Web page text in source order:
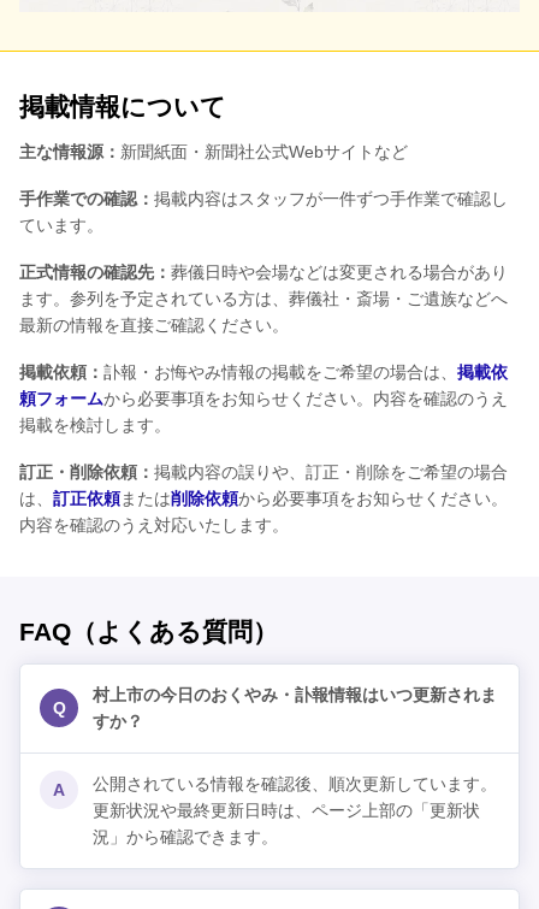
掲載情報について
主な情報源： 新聞紙面・新聞社公式Webサイトなど
手作業での確認： 掲載内容はスタッフが一件ずつ手作業で確認し
ています。
正式情報の確認先： 葬儀日時や会場などは変更される場合があり
ます。参列を予定されている方は、葬儀社・斎場・ご遺族などへ
最新の情報を直接ご確認ください。
掲載依頼： 訃報・お悔やみ情報の掲載をご希望の場合は、 掲載依
頼フォームから必要事項をお知らせください。内容を確認のうえ
掲載を検討します。
訂正・削除依頼： 掲載内容の誤りや、訂正・削除をご希望の場合
は、 訂正依頼または削除依頼から必要事項をお知らせください。
内容を確認のうえ対応いたします。
FAQ（よくある質問）
Q
村上市の今日のおくやみ・訃報情報はいつ更新されま
すか？
A
公開されている情報を確認後、順次更新しています。
更新状況や最終更新日時は、ページ上部の「更新状
況」から確認できます。